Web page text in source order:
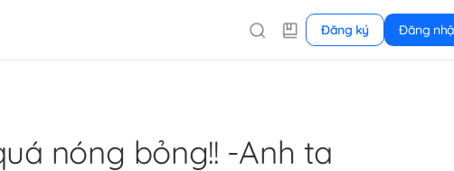
Đăng ký Đăng
nóng bỏng!! -Anh ta